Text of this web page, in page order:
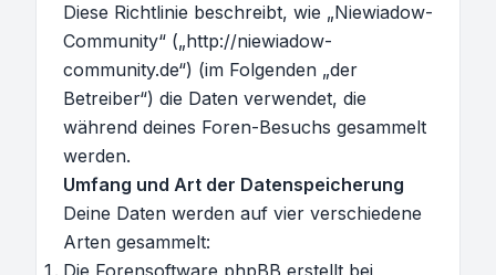
Diese Richtlinie beschreibt, wie „Niewiadow-
Community“ („http://niewiadow-
community.de“) (im Folgenden „der
Betreiber“) die Daten verwendet, die
während deines Foren-Besuchs gesammelt
werden.
Umfang und Art der Datenspeicherung
Deine Daten werden auf vier verschiedene
Arten gesammelt:
Die Forensoftware phpBB erstellt bei